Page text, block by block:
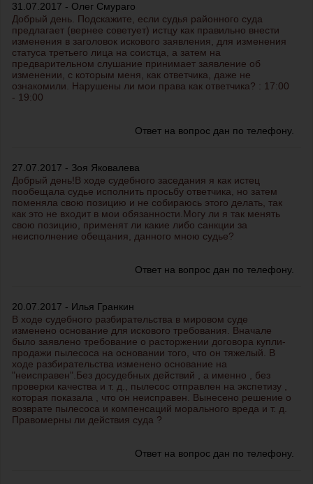
31.07.2017 - Олег Смураго
Добрый день. Подскажите, если судья районного суда
предлагает (вернее советует) истцу как правильно внести
изменения в заголовок искового заявления, для изменения
статуса третьего лица на соистца, а затем на
предварительном слушание принимает заявление об
изменении, с которым меня, как ответчика, даже не
ознакомили. Нарушены ли мои права как ответчика? : 17:00
- 19:00
Ответ на вопрос дан по телефону.
27.07.2017 - Зоя Яковалева
Добрый день!В ходе судебного заседания я как истец
пообещала судье исполнить просьбу ответчика, но затем
поменяла свою позицию и не собираюсь этого делать, так
как это не входит в мои обязанности.Могу ли я так менять
свою позицию, применят ли какие либо санкции за
неисполнение обещания, данного мною судье?
Ответ на вопрос дан по телефону.
20.07.2017 - Илья Гранкин
В ходе судебного разбирательства в мировом суде
изменено основание для искового требования. Вначале
было заявлено требование о расторжении договора купли-
продажи пылесоса на основании того, что он тяжелый. В
ходе разбирательства изменено основание на
"неисправен".Без досудебных действий , а именно , без
проверки качества и т. д., пылесос отправлен на экспетизу ,
которая показала , что он неисправен. Вынесено решение о
возврате пылесоса и компенсаций морального вреда и т. д.
Правомерны ли действия суда ?
Ответ на вопрос дан по телефону.